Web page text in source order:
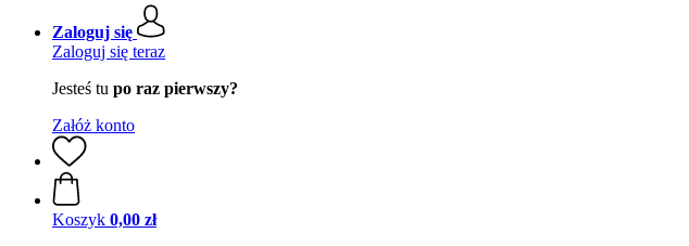
Zaloguj się
Zaloguj się teraz
Jesteś tu po raz pierwszy?
Załóż konto
Koszyk 0,00 zł